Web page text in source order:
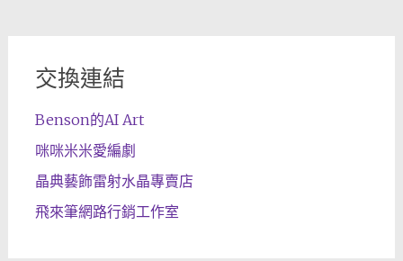
交換連結
Benson的AI Art
咪咪米米愛編劇
晶典藝飾雷射水晶專賣店
飛來筆網路行銷工作室